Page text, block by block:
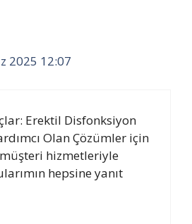
2025 12:07
Erektil Disfonksiyon
Olan Çözümler için
hizmetleriyle
hepsine yanıt